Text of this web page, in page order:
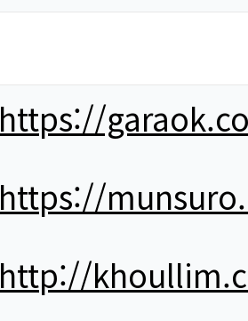
https://
https://
http://